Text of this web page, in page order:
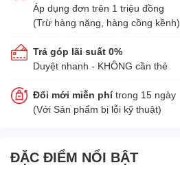
Áp dụng đơn trên 1 triệu đồng
(Trừ hàng nặng, hàng cồng kềnh)
Trả góp lãi suất 0%
Duyệt nhanh - KHÔNG cần thẻ
Đổi mới miễn phítrong 15 ngày
(Với Sản phẩm bị lỗi kỹ thuật)
ĐẶC ĐIỂM NỔI BẬT